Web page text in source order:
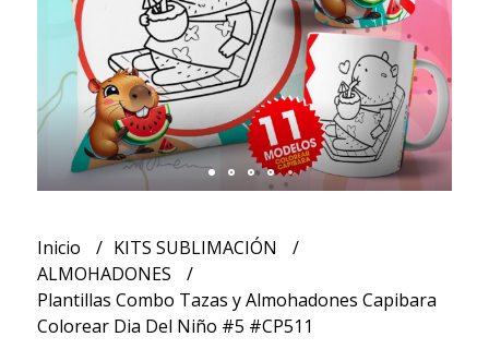
Inicio
KITS SUBLIMACIÓN
ALMOHADONES
Plantillas Combo Tazas y Almohadones Capibara
Colorear Dia Del Niño #5 #CP511